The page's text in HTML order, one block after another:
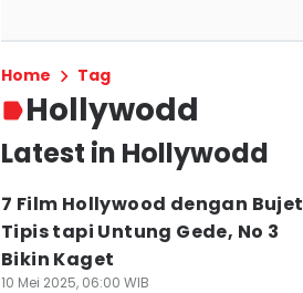
Home Tag
Hollywodd
Latest in Hollywodd
7 Film Hollywood dengan Bujet
Tipis tapi Untung Gede, No 3
Bikin Kaget
10 Mei 2025, 06:00 WIB